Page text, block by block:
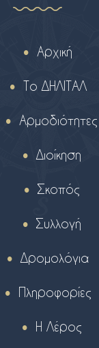
Αρχική
Το ΔΗΛΙΤΑΛ
Αρμοδιότητες
Διοίκηση
Σκοπός
Συλλογή
Δρομολόγια
Πληροφορίες
Η Λέρος